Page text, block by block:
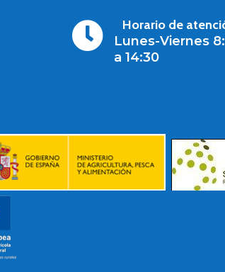

Horario de
Lunes-Viernes
a 14:30